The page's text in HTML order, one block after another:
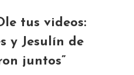
tus videos:
y Jesulín de
juntos”